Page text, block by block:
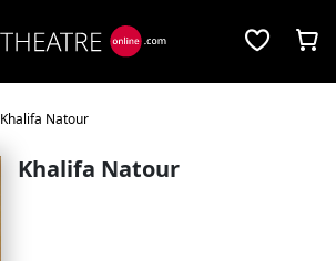
Khalifa Natour
Khalifa Natour